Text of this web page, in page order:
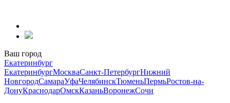
содержанию
Ваш город
Екатеринбург
ЕкатеринбургМоскваСанкт-ПетербургНижний
НовгородСамараУфаЧелябинскТюменьПермьРостов-на-
ДонуКраснодарОмскКазаньВоронежСочи